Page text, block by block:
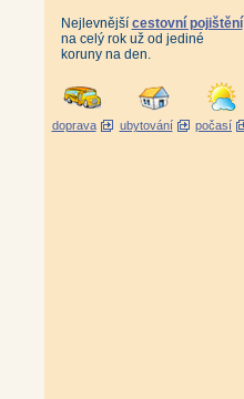
Nejlevnější cestovní pojištění
na celý rok už od jediné
koruny na den.
doprava ubytování počasí